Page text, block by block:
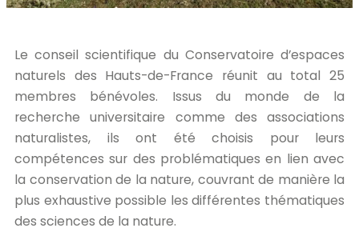
Le conseil scientifique du Conservatoire d’espaces
naturels des Hauts-de-France réunit au total 25
membres bénévoles. Issus du monde de la
recherche universitaire comme des associations
naturalistes, ils ont été choisis pour leurs
compétences sur des problématiques en lien avec
la conservation de la nature, couvrant de manière la
plus exhaustive possible les différentes thématiques
des sciences de la nature.